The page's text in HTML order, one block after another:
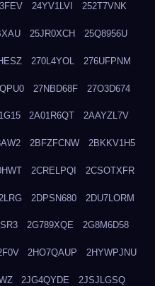
24YV1LVI 252T7VNK
25JR0XCH 25Q8956U
270L4YOL 276UFPNM
27NBD68F 27O3D674
2A01R6QT 2AAYZL7V
2BFZFCNW 2BKKV1H5
2CRELPQI 2CSOTXFR
2DPSN680 2DU7LORM
2G789XQE 2G8M6D58
2HO7QAUP 2HYWPJNU
2JG4QYDE 2JSJLGSQ